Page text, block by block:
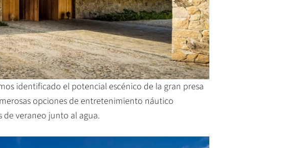
identificado el potencial escénico de la gran presa
opciones de entretenimiento náutico
de veraneo junto al agua.